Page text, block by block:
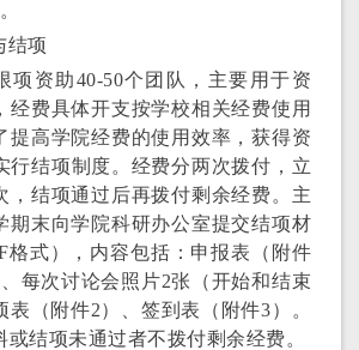
结项
项资助40-50个团队，主要用于资
经费具体开支按学校相关经费使用
提高学院经费的使用效率，获得资
行结项制度。经费分两次拨付，立
，结项通过后再拨付剩余经费。主
期末向学院科研办公室提交结项材
格式），内容包括：申报表（附件
每次讨论会照片2张（开始和结束
表（附件2）、签到表（附件3）。
结项未通过者不拨付剩余经费。